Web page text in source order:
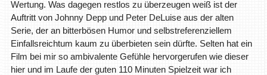
Wertung. Was dagegen restlos zu überzeugen weiß ist der
Auftritt von Johnny Depp und Peter DeLuise aus der alten
Serie, der an bitterbösen Humor und selbstreferenziellem
Einfallsreichtum kaum zu überbieten sein dürfte. Selten hat ein
Film bei mir so ambivalente Gefühle hervorgerufen wie dieser
hier und im Laufe der guten 110 Minuten Spielzeit war ich